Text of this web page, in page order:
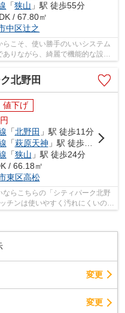
「狭山 」駅 徒歩55分
/ 67.80㎡
中区辻之
こそ、使い勝手のいいシステム
りながら、綺麗で機能的な設備
北野田
値下げ
円
「北野田 」駅 徒歩11分
「萩原天神 」駅 徒歩18分
「狭山 」駅 徒歩24分
/ 66.18㎡
東区高松
らこちらの「シティパーク北野
チンは使いやすく汚れにくいので
変更
変更